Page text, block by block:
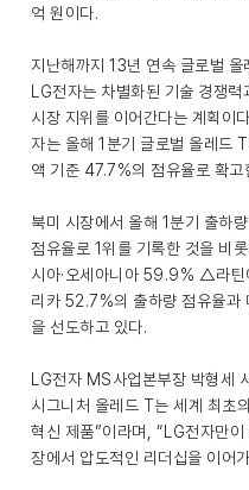
억 원이다.
지난해까지 13년 연속 글로벌
LG전자는 차별화된 기술 경쟁
시장 지위를 이어간다는 계획이
자는 올해 1분기 글로벌 올레드
액 기준 47.7%의 점유율로 확고
북미 시장에서 올해 1분기 출하
점유율로 1위를 기록한 것을
시아·오세아니아 59.9% △라
리카 52.7%의 출하량 점유율과
을 선도하고 있다.
LG전자 MS사업본부장 박형세
시그니처 올레드 T는 세계 최초
혁신 제품”이라며, “LG전자만
장에서 압도적인 리더십을 이어